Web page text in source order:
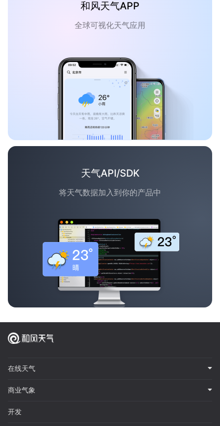
和风天气APP
全球可视化天气应用
天气API/SDK
将天气数据加入到你的产品中
在线天气
商业气象
开发